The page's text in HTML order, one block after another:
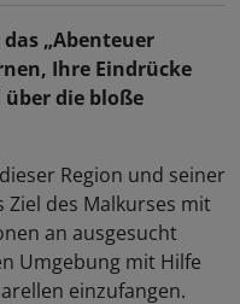
„Abenteuer
Ihre Eindrücke
die bloße
Region und seiner
des Malkurses mit
an ausgesucht
Umgebung mit Hilfe
einzufangen.